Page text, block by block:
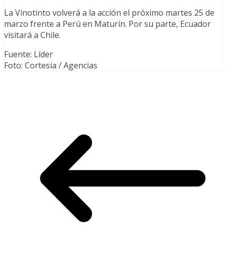
La Vinotinto volverá a la acción el próximo martes 25 de
marzo frente a Perú en Maturín. Por su parte, Ecuador
visitará a Chile.
Fuente: Líder
Foto: Cortesía / Agencias